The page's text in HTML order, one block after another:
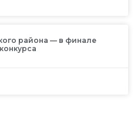
района — в финале